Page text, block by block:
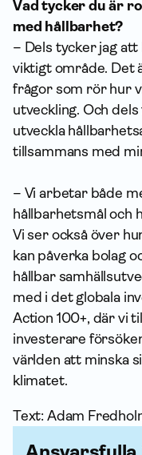
Vad tycker du är
med hållbarhet?
– Dels tycker jag
viktigt område. Det
frågor som rör hur
utveckling. Och
utveckla
tillsammans med
– Vi arbetar både
hållbarhetsmål och
Vi ser också över
kan påverka bolag
hållbar
med i det globala
Action 100+, där vi
investerare
världen att minska
klimatet.
Text: Adam